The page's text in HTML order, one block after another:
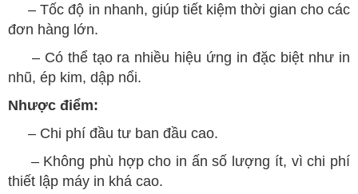
– Tốc độ in nhanh, giúp tiết kiệm thời gian cho các
đơn hàng lớn.
– Có thể tạo ra nhiều hiệu ứng in đặc biệt như in
nhũ, ép kim, dập nổi.
Nhược điểm:
– Chi phí đầu tư ban đầu cao.
– Không phù hợp cho in ấn số lượng ít, vì chi phí
thiết lập máy in khá cao.